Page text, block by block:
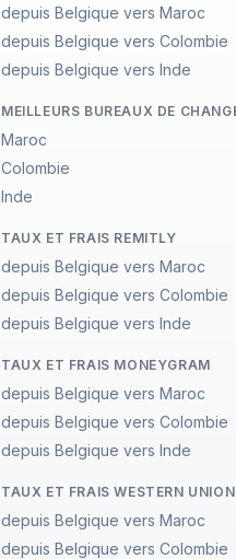
depuis Belgique vers Maroc
depuis Belgique vers Colombie
depuis Belgique vers Inde
MEILLEURS BUREAUX DE
Maroc
Colombie
Inde
TAUX ET FRAIS REMITLY
depuis Belgique vers Maroc
depuis Belgique vers Colombie
depuis Belgique vers Inde
TAUX ET FRAIS MONEYGRAM
depuis Belgique vers Maroc
depuis Belgique vers Colombie
depuis Belgique vers Inde
TAUX ET FRAIS WESTERN UNION
depuis Belgique vers Maroc
depuis Belgique vers Colombie